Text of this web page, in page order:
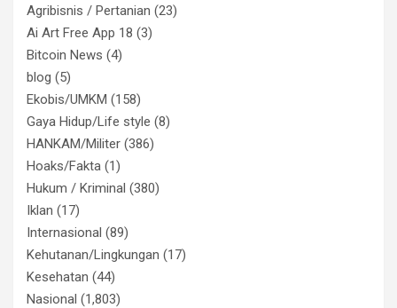
Agribisnis / Pertanian (23)
Ai Art Free App 18 (3)
Bitcoin News (4)
blog (5)
Ekobis/UMKM (158)
Gaya Hidup/Life style (8)
HANKAM/Militer (386)
Hoaks/Fakta (1)
Hukum / Kriminal (380)
Iklan (17)
Internasional (89)
Kehutanan/Lingkungan (17)
Kesehatan (44)
Nasional (1,803)